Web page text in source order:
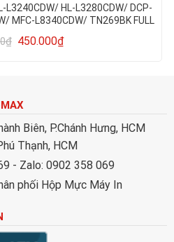
HL-L3280CDW/ DCP-
MFC-L8340CDW/ TN269BK FULL
₫ 450.000₫
Biên, P.Chánh Hưng, HCM
Thạnh, HCM
- Zalo: 0902 358 069
phối Hộp Mực Máy In